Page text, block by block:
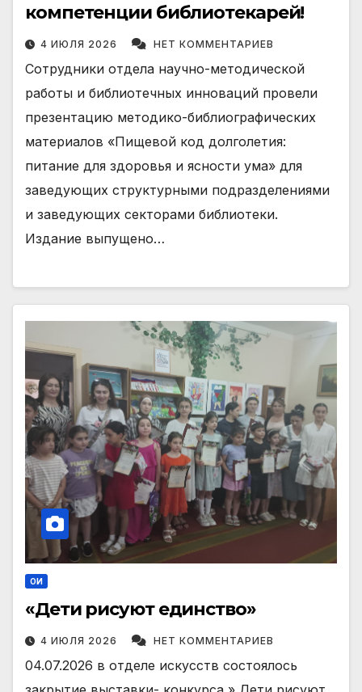
компетенции библиотекарей!
4 ИЮЛЯ 2026 НЕТ КОММЕНТАРИЕВ
Сотрудники отдела научно-методической
работы и библиотечных инноваций провели
презентацию методико-библиографических
материалов «Пищевой код долголетия:
питание для здоровья и ясности ума» для
заведующих структурными подразделениями
и заведующих секторами библиотеки.
Издание выпущено…
ОИ
«Дети рисуют единство»
4 ИЮЛЯ 2026 НЕТ КОММЕНТАРИЕВ
04.07.2026 в отделе искусств состоялось